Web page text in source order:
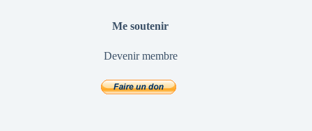
Me soutenir
Devenir membre